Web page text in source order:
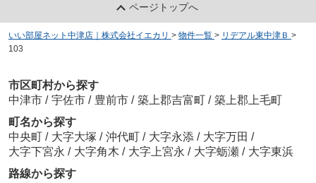
ページトップへ
いい部屋ネット中津店｜株式会社イエカリ > 物件一覧 > リデアル東中津Ｂ >
103
市区町村から探す
中津市 / 宇佐市 / 豊前市 / 築上郡吉富町 / 築上郡上毛町
町名から探す
中央町 / 大字大塚 / 沖代町 / 大字永添 / 大字万田 /
大字下宮永 / 大字角木 / 大字上宮永 / 大字蛎瀬 / 大字東浜
路線から探す